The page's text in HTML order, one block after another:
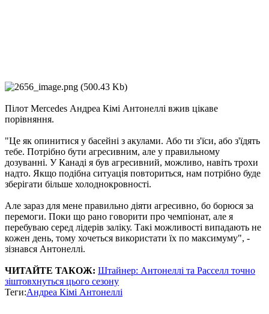
Пілот Mercedes Андреа Кімі Антонеллі вжив цікаве
порівняння.
"Це як опинитися у басейні з акулами. Або ти з'їси, або з'їдять
тебе. Потрібно бути агресивним, але у правильному
дозуванні. У Канаді я був агресивний, можливо, навіть трохи
надто. Якщо подібна ситуація повториться, нам потрібно буде
зберігати більше холоднокровності.
Але зараз для мене правильно діяти агресивно, бо борюся за
перемоги. Поки що рано говорити про чемпіонат, але я
перебуваю серед лідерів заліку. Такі можливості випадають не
кожен день, тому хочеться використати їх по максимуму", -
зізнався Антонеллі.
ЧИТАЙТЕ ТАКОЖ: Штайнер: Антонеллі та Расселл точно
зіштовхнуться цього сезону
Теги:Андреа Кімі Антонеллі